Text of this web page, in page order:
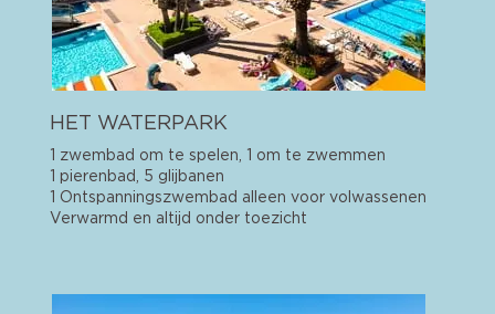
HET WATERPARK
1 zwembad om te spelen, 1 om te zwemmen
1 pierenbad, 5 glijbanen
1 Ontspanningszwembad alleen voor volwassenen
Verwarmd en altijd onder toezicht